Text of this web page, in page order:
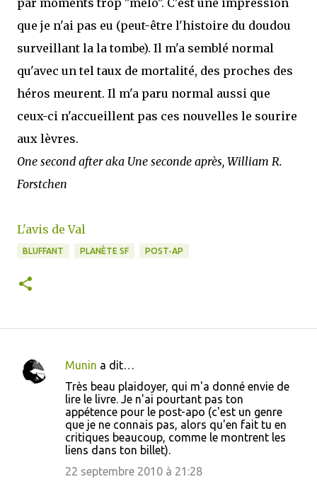
par moments trop "mélo". C'est une impression
que je n'ai pas eu (peut-être l'histoire du doudou
surveillant la la tombe). Il m'a semblé normal
qu'avec un tel taux de mortalité, des proches des
héros meurent. Il m'a paru normal aussi que
ceux-ci n'accueillent pas ces nouvelles le sourire
aux lèvres.
One second after aka Une seconde après, William R.
Forstchen
L'avis de Val
BLUFFANT PLANÈTE SF POST-AP
C
Munin a dit…
Très beau plaidoyer, qui m'a donné envie de
lire le livre. Je n'ai pourtant pas ton
appétence pour le post-apo (c'est un genre
que je ne connais pas, alors qu'en fait tu en
critiques beaucoup, comme le montrent les
liens dans ton billet).
22 septembre 2010 à 21:28